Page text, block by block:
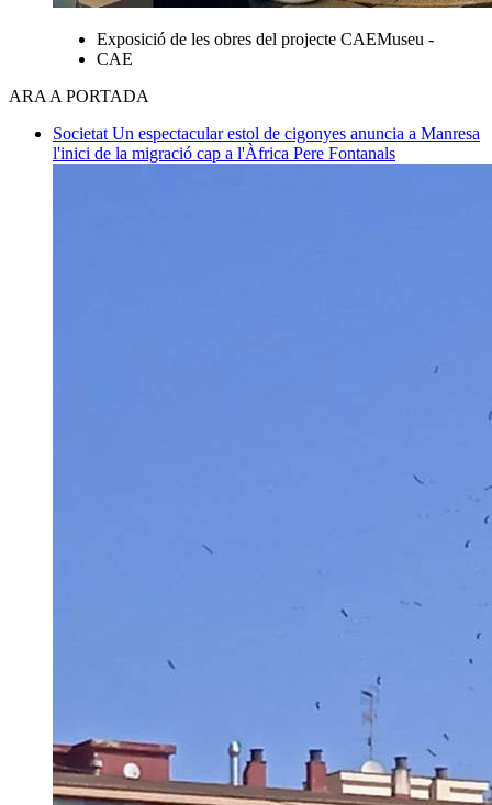
Exposició de les obres del projecte CAEMuseu -
CAE
ARA A PORTADA
Societat Un espectacular estol de cigonyes anuncia a Manresa
l'inici de la migració cap a l'Àfrica Pere Fontanals